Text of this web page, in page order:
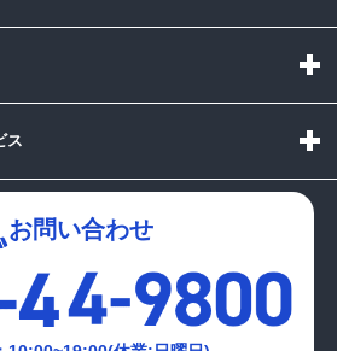
ス
お問い合わせ